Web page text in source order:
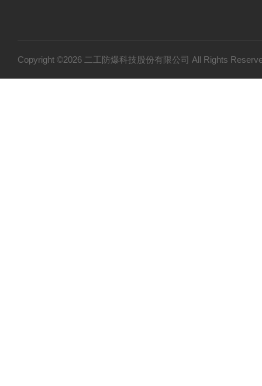
防爆小产品
Copyright ©2026 二工防爆科技股份有限公司 All Rights